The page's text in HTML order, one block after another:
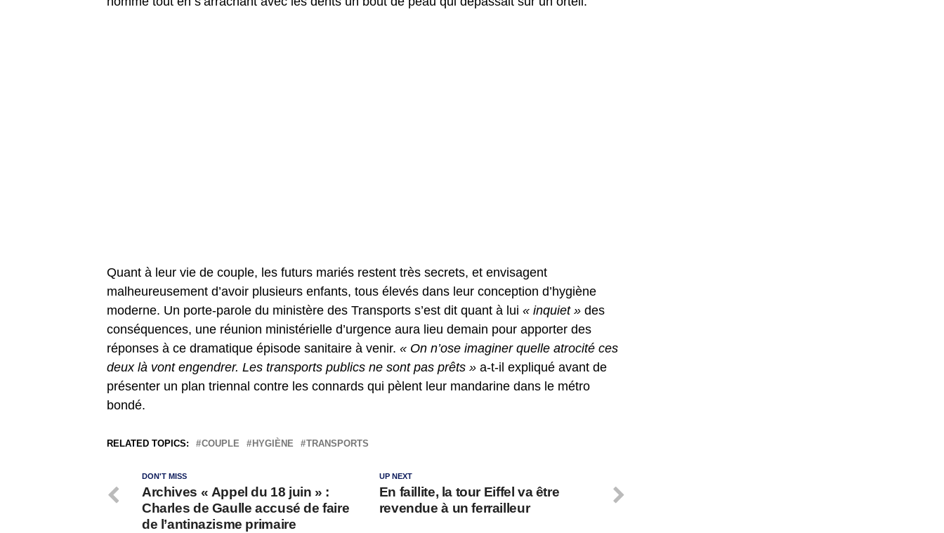
Quant à leur vie de couple, les futurs mariés restent très secrets, et envisagent
malheureusement d’avoir plusieurs enfants, tous élevés dans leur conception d’hygiène
moderne. Un porte-parole du ministère des Transports s’est dit quant à lui « inquiet » des
conséquences, une réunion ministérielle d’urgence aura lieu demain pour apporter des
réponses à ce dramatique épisode sanitaire à venir. « On n’ose imaginer quelle atrocité ces
deux là vont engendrer. Les transports publics ne sont pas prêts » a-t-il expliqué avant de
présenter un plan triennal contre les connards qui pèlent leur mandarine dans le métro
bondé.
RELATED TOPICS: COUPLE HYGIÈNE TRANSPORTS
UP NEXT
En faillite, la tour Eiffel va être
revendue à un ferrailleur
DON'T MISS
Archives « Appel du 18 juin » :
Charles de Gaulle accusé de faire
de l’antinazisme primaire